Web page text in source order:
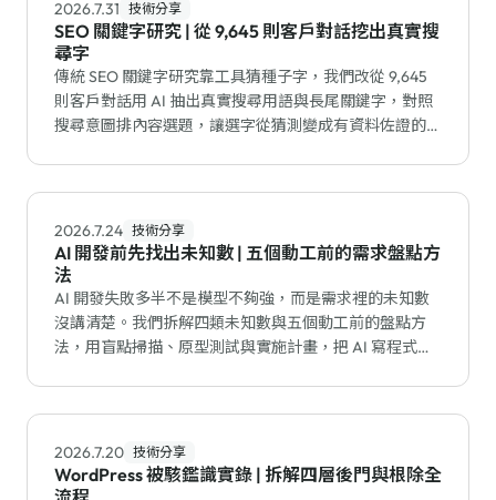
2026.7.31 技術分享
SEO 關鍵字研究 | 從 9,645 則客戶對話挖出真實搜
尋字
傳統 SEO 關鍵字研究靠工具猜種子字，我們改從 9,645
則客戶對話用 AI 抽出真實搜尋用語與長尾關鍵字，對照
搜尋意圖排內容選題，讓選字從猜測變成有資料佐證的流
2026.7.24 技術分享
AI 開發前先找出未知數 | 五個動工前的需求盤點方
法
AI 開發失敗多半不是模型不夠強，而是需求裡的未知數
沒講清楚。我們拆解四類未知數與五個動工前的盤點方
法，用盲點掃描、原型測試與實施計畫，把 AI 寫程式的
2026.7.20 技術分享
WordPress 被駭鑑識實錄 | 拆解四層後門與根除全